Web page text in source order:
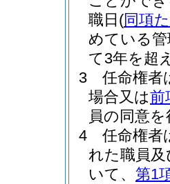
職日 (同項
めている
て3年を超
3
任命権者
場合又は前
員の同意
4
任命権者
れた職員及
いて、 第1